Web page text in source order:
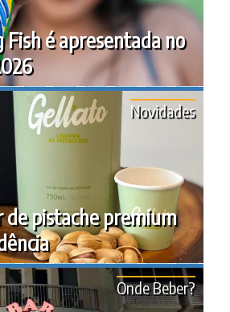
Fish é apresentada no
de pistache premium
Novidades
Onde Beber?